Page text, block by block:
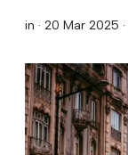
in · 20 Mar 2025 ·